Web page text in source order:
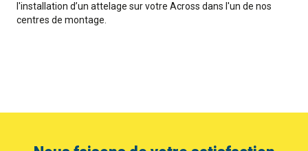
l'installation d’un attelage sur votre Across dans l'un de nos
centres de montage.